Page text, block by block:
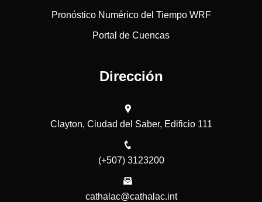
Pronóstico Numérico del Tiempo WRF
Portal de Cuencas
Dirección
Clayton, Ciudad del Saber, Edificio 111
(+507) 3123200
cathalac@cathalac.int